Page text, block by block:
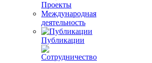
Проекты
Международная
деятельность
Публикации